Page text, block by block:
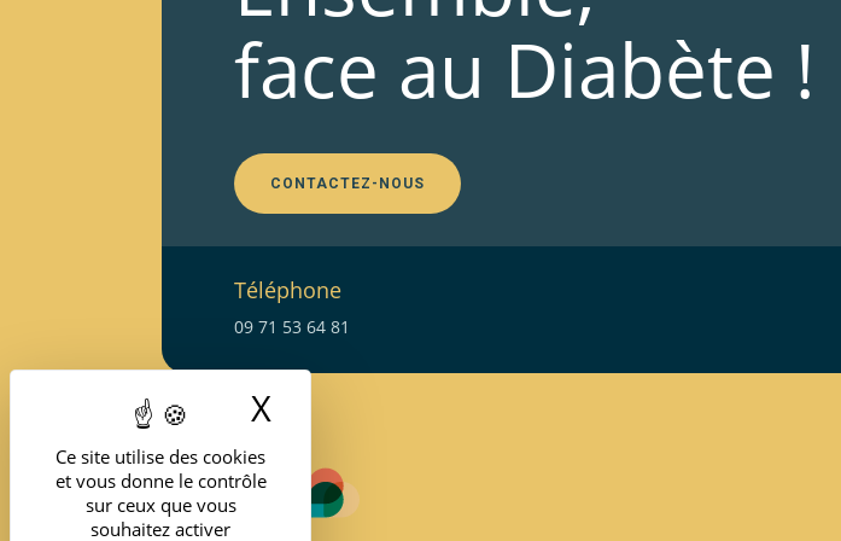
Ce site utilise des cookies
et vous donne le contrôle
sur ceux que vous
souhaitez activer
X
face au Diabète !
CONTACTEZ-NOUS
Téléphone
09 71 53 64 81